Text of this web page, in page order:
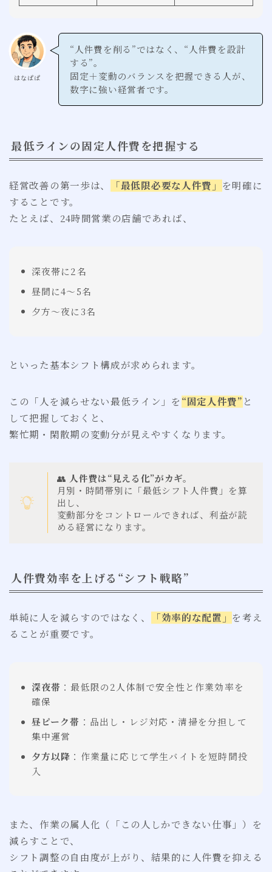
はなぱぱ
“人件費を削る”ではなく、“人件費を設計
する”。
固定＋変動のバランスを把握できる人が、
数字に強い経営者です。
最低ラインの固定人件費を把握する
経営改善の第一歩は、 「最低限必要な人件費」 を明確に
することです。
たとえば、24時間営業の店舗であれば、
深夜帯に2名
昼間に4〜5名
夕方〜夜に3名
といった基本シフト構成が求められます。
この「人を減らせない最低ライン」を “固定人件費” と
して把握しておくと、
繁忙期・閑散期の変動分が見えやすくなります。
👥 人件費は“見える化”がカギ。
月別・時間帯別に「最低シフト人件費」を算
出し、
変動部分をコントロールできれば、利益が読
める経営になります。
人件費効率を上げる“シフト戦略”
単純に人を減らすのではなく、 「効率的な配置」 を考え
ることが重要です。
深夜帯 ：最低限の2人体制で安全性と作業効率を
確保
昼ピーク帯 ：品出し・レジ対応・清掃を分担して
集中運営
夕方以降 ：作業量に応じて学生バイトを短時間投
入
また、作業の属人化（「この人しかできない仕事」）を
減らすことで、
シフト調整の自由度が上がり、結果的に人件費を抑える